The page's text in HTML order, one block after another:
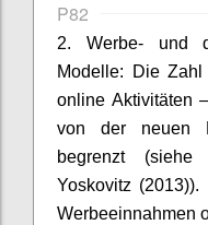
P82
2. Werbe- und
Modelle: Die
online Aktivitäten
von der neuen
begrenzt
Yoskovitz
Werbeeinnahmen